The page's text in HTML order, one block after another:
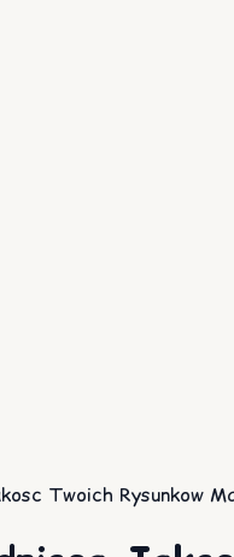
Twoich Rysunkow